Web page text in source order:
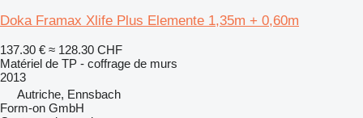
Doka Framax Xlife Plus Elemente 1,35m + 0,60m
137.30 € ≈ 128.30 CHF
Matériel de TP - coffrage de murs
2013
Autriche, Ennsbach
Form-on GmbH